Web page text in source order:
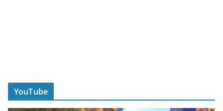
YouTube